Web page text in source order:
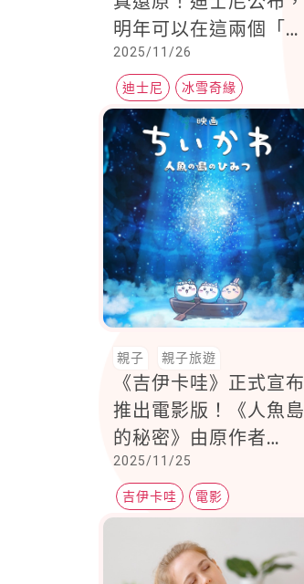
明年可以在這兩個「迪
士尼樂園」看到
2025/11/26
迪士尼 冰雪奇緣
親子 親子旅遊
《吉伊卡哇》正式宣布
推出電影版！《人魚島
的秘密》由原作者
NAGANO改編人氣長
篇《海妖篇》
2025/11/25
吉伊卡哇 電影